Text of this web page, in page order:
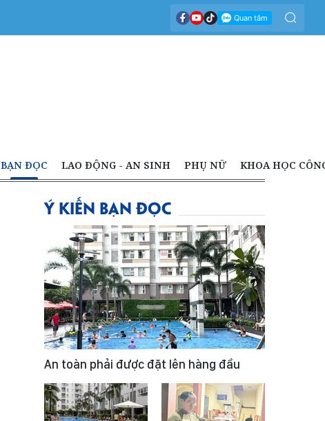
BẠN ĐỌC LAO ĐỘNG - AN SINH PHỤ NỮ KHOA HỌC
Ý KIẾN BẠN ĐỌC
An toàn phải được đặt lên hàng đầu